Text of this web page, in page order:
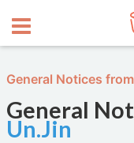
General Notices
General
Un.Jin